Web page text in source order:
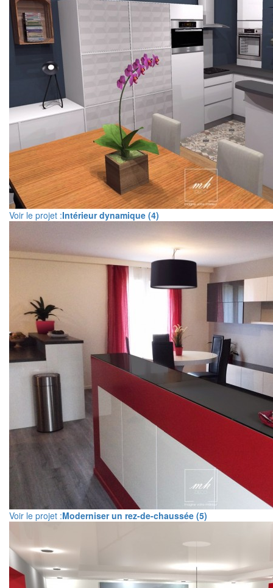
Voir le projet :Intérieur dynamique (4)
Voir le projet :Moderniser un rez-de-chaussée (5)